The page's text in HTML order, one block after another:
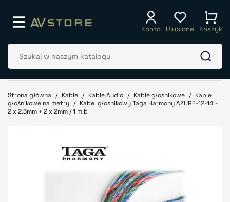
Konto Ulubione Koszyk
Strona główna Kable Kable Audio Kable głośnikowe
Kable
głośnikowe na metry
Kabel głośnikowy Taga Harmony AZURE-12-14 -
2 x 2.5mm + 2 x 2mm / 1 m.b